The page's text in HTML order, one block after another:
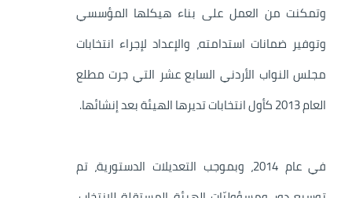
وتمكنت من العمل على بناء هيكلها المؤسسي
وتوفير ضمانات استدامته، والإعداد لإجراء انتخابات
مجلس النواب الأردني السابع عشر التي جرت مطلع
العام 2013 كأول انتخابات تديرها الهيئة بعد إنشائها.
في عام 2014، وبموجب التعديلات الدستورية، تم